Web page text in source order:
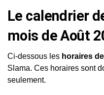
Le calendrier
mois de Août
Ci-dessous les horaires
Slama. Ces horaires sont
seulement.